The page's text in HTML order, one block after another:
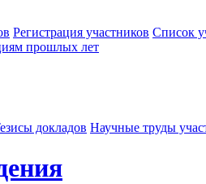
Регистрация участников Список
прошлых лет
докладов Научные труды